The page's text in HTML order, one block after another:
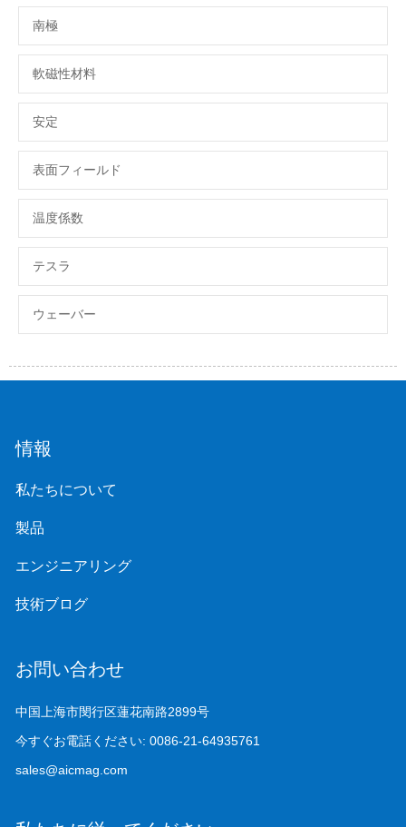
南極
軟磁性材料
安定
表面フィールド
温度係数
テスラ
ウェーバー
情報
私たちについて
製品
エンジニアリング
技術ブログ
お問い合わせ
中国上海市閔行区蓮花南路2899号
今すぐお電話ください: 0086-21-64935761
sales@aicmag.com